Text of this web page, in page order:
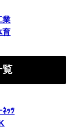
業
育
覧
ﾈｯﾂ